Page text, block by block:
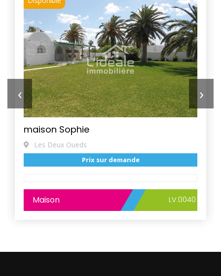
maison Sophie
Les Deux Oueds
Prix sur demande
Maison LV.0040
‹ ›